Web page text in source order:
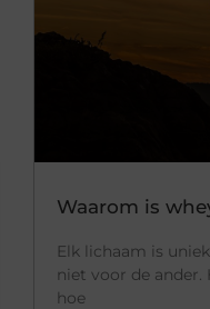
Waarom is
Elk lichaam is
niet voor de ander.
hoe